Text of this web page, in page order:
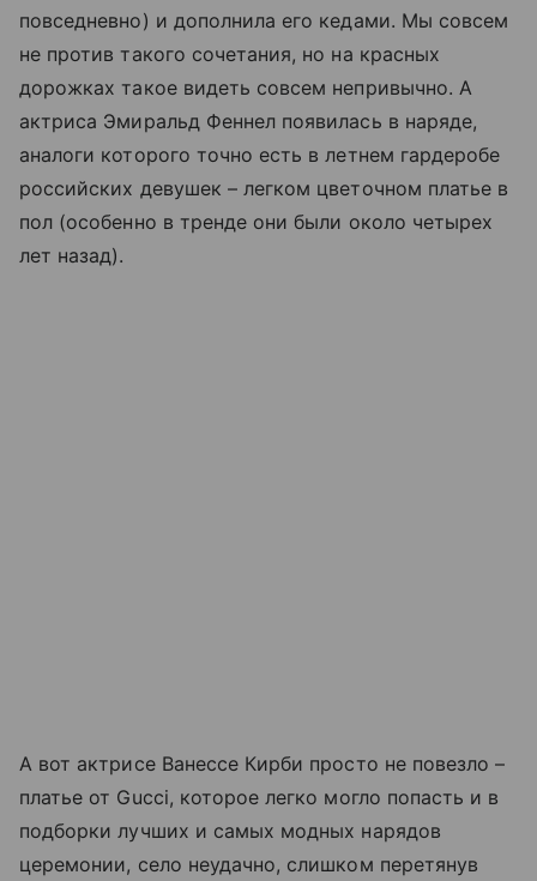
повседневно) и дополнила его кедами. Мы совсем
не против такого сочетания, но на красных
дорожках такое видеть совсем непривычно. А
актриса Эмиральд Феннел появилась в наряде,
аналоги которого точно есть в летнем гардеробе
российских девушек – легком цветочном платье в
пол (особенно в тренде они были около четырех
лет назад).
А вот актрисе Ванессе Кирби просто не повезло –
платье от Gucci, которое легко могло попасть и в
подборки лучших и самых модных нарядов
церемонии, село неудачно, слишком перетянув